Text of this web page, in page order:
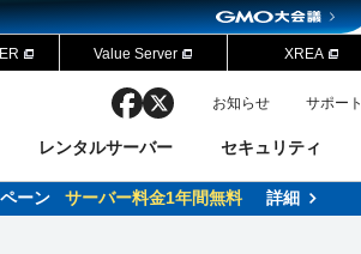
Value Server XREA
レンタルサーバー セキュリティ
facebook お知らせ サポート
ーン サーバー料金1年間無料 詳細